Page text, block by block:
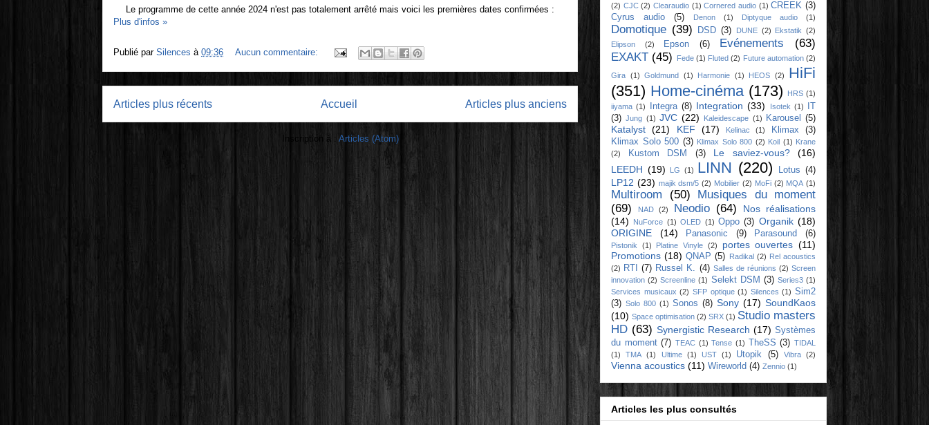
Le programme de cette année 2024 n'est pas totalement arrêté mais voici les premières dates confirmées :
Plus d'infos »
Publié par Silences à 09:36 Aucun commentaire:
Articles plus récents Articles plus anciens
Accueil
Inscription à : Articles (Atom)
(2) CJC (2) Clearaudio (1) Cornered audio (1) CREEK (3)
Cyrus audio
(5) Denon (1) Diptyque audio (1)
Domotique (39) DSD (3) DUNE (2) Ekstatik (2)
Elipson
(2) Epson (6) Evénements
(63)
EXAKT (45) Fede (1) Fluted (2) Future automation (2)
Gira (1) Goldmund (1) Harmonie (1) HEOS (2)
HiFi
(351) Home-cinéma (173) HRS (1)
iiyama (1) Integra (8) Integration (33) Isotek (1)
(3) Jung (1) JVC (22) Kaleidescape (1) Karousel (5)
Katalyst (21) KEF (17) Kelinac (1) Klimax
(3)
Klimax Solo 500 (3) Klimax Solo 800 (2) Koil (1) Krane
(2)
Kustom DSM (3) Le saviez-vous?
(16)
LEEDH (19) LG (1) LINN (220) Lotus (4)
LP12 (23) majik dsm/5 (2) Mobilier (2) MoFi (2) MQA (1)
Multiroom (50)
Musiques du moment
(69)
NAD (2) Neodio (64)
Nos réalisations
(14)
NuForce (1) OLED (1) Oppo (3) Organik (18)
ORIGINE
(14) Panasonic (9) Parasound (6)
Pistonik (1) Platine Vinyle (2) portes ouvertes (11)
Promotions (18) QNAP (5) Radikal (2) Rel acoustics
(2) RTI (7) Russel K. (4) Salles de réunions (2) Screen
innovation (2) Screenline (1) Selekt DSM (3) Series3 (1)
Services musicaux (2) SFP optique (1) Silences (1) Sim2
(3) Solo 800 (1) Sonos (8) Sony (17) SoundKaos
(10) Space optimisation (2) SRX (1) Studio masters
HD (63) Synergistic Research (17) Systèmes
du moment (7) TEAC (1) Tense (1) TheSS (3) TIDAL
(1)
TMA (1) Ultime (1) UST (1) Utopik (5) Vibra (2)
Vienna acoustics (11) Wireworld (4) Zennio (1)
Articles les plus consultés